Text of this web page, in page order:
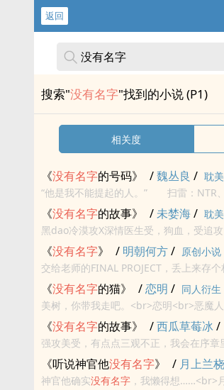
返回
搜索"没有名字"找到的小说 (P1)
相关度
《没有名字的号码》 /魏丛良 / 耽美
“他是我不能提起的人。” 扫雷：NTR
屿、肖桔
《没有名字的故事》 /未婪海/ 耽美
黑dao冷漠攻X深情医生受，狗血，受追攻
《没有名字》 / 明朝何方/ 原创小说
交给老师的FINAL PROJECT，丢上来存
结<br>
《没有名字的猫》 /恋明 / 同人衍生
美树，你带我走吧。<br>恋明<br>恶魔
人称 - 清水 - 原作向<br>
《没有名字的故事》 /西瓜草莓冰 /
强攻美受，有点点三观不正，我会在序
结<br>HE - 荤素均衡 - 现代 - 校园<br>
《听说神官他没有名字》 / 月上兰桡
神官他确实没有名字 ，我懒得想……<br>